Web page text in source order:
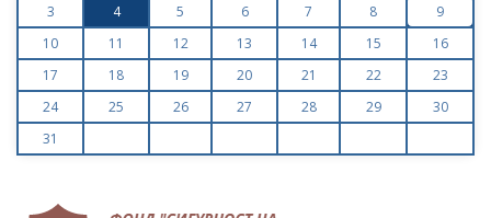
3
4 5 6 7 8
9
10
11 12 13 14 15
16
17
18 19 20 21 22
23
24
25 26 27 28 29
30
31